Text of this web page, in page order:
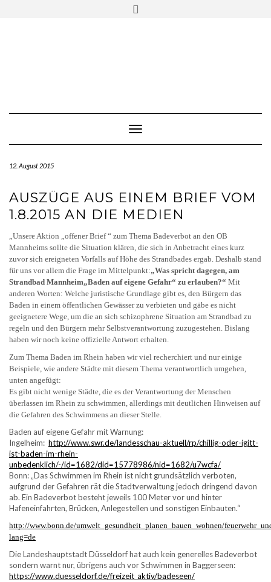
Toggle Navigation
12. August 2015
AUSZÜGE AUS EINEM BRIEF VOM
1.8.2015 AN DIE MEDIEN
„Unsere Aktion „offener Brief “ zum Thema Badeverbot an den OB
Mannheims sollte die Situation klären, die sich in Anbetracht eines kurz
zuvor sich ereigneten Vorfalls auf Höhe des Strandbades ergab. Deshalb stand
für uns vor allem die Frage im Mittelpunkt:„Was spricht dagegen, am
Strandbad Mannheim„Baden auf eigene Gefahr“ zu erlauben?“ Mit
anderen Worten: Welche juristische Grundlage gibt es, den Bürgern das
Baden in einem öffentlichen Gewässer zu verbieten und gäbe es nicht
geeignetere Wege, um die an sich schizophrene Situation am Strandbad zu
regeln und den Bürgern mehr Selbstverantwortung zuzugestehen. Bislang
haben wir noch keine offizielle Antwort erhalten.
Zum Thema Baden im Rhein haben wir viel recherchiert und nur einige
Beispiele, wie andere Städte mit diesem Thema verantwortlich umgehen,
unten angefügt:
Es gibt nicht wenige Städte, die es der Verantwortung der Menschen
überlassen im Rhein zu schwimmen, allerdings mit deutlichen Hinweisen auf
die Gefahren des Schwimmens an dieser Stelle.
Baden auf eigene Gefahr mit Warnung:
Ingelheim: http://www.swr.de/landesschau-aktuell/rp/chillig-oder-igitt-
ist-baden-im-rhein-
unbedenklich/-/id=1682/did=15778986/nid=1682/u7wcfa/
Bonn: „Das Schwimmen im Rhein ist nicht grundsätzlich verboten,
aufgrund der Gefahren rät die Stadtverwaltung jedoch dringend davon
ab. Ein Badeverbot besteht jeweils 100 Meter vor und hinter
Hafeneinfahrten, Brücken, Anlegestellen und sonstigen Einbauten.“
http://www.bonn.de/umwelt_gesundheit_planen_bauen_wohnen/
lang=de
Die Landeshauptstadt Düsseldorf hat auch kein generelles Badeverbot
sondern warnt nur, übrigens auch vor Schwimmen in Baggerseen:
https://www.duesseldorf.de/freizeit_aktiv/badeseen/